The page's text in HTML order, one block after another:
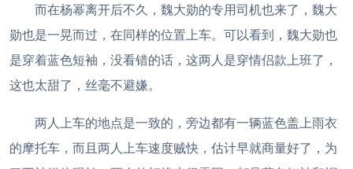
而在杨幂离开后不久，魏大勋的专用司机也来了，魏大
勋也是一晃而过，在同样的位置上车。可以看到，魏大勋也
是穿着蓝色短袖，没看错的话，这两人是穿情侣款上班了，
这也太甜了，丝毫不避嫌。
两人上车的地点是一致的，旁边都有一辆蓝色盖上雨衣
的摩托车，而且两人上车速度贼快，估计早就商量好了，为